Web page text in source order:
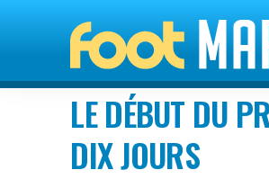
LE DÉBUT DU
DIX JOURS